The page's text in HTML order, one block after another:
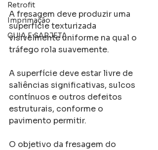
Retrofit
Imprimação
GUIA E SARJETA
A fresagem deve produzir uma
superfície texturizada
visivelmente uniforme na qual o
tráfego rola suavemente.
A superfície deve estar livre de
saliências significativas, sulcos
contínuos e outros defeitos
estruturais, conforme o
pavimento permitir.
O objetivo da fresagem do